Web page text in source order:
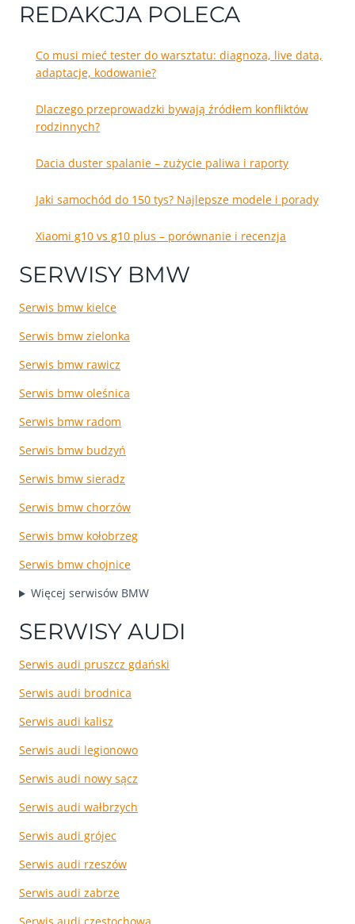
REDAKCJA POLECA
Co musi mieć tester do warsztatu: diagnoza, live data,
adaptacje, kodowanie?
Dlaczego przeprowadzki bywają źródłem konfliktów
rodzinnych?
Dacia duster spalanie – zużycie paliwa i raporty
Jaki samochód do 150 tys? Najlepsze modele i porady
Xiaomi g10 vs g10 plus – porównanie i recenzja
SERWISY BMW
Serwis bmw kielce
Serwis bmw zielonka
Serwis bmw rawicz
Serwis bmw oleśnica
Serwis bmw radom
Serwis bmw budzyń
Serwis bmw sieradz
Serwis bmw chorzów
Serwis bmw kołobrzeg
Serwis bmw chojnice
Więcej serwisów BMW
SERWISY AUDI
Serwis audi pruszcz gdański
Serwis audi brodnica
Serwis audi kalisz
Serwis audi legionowo
Serwis audi nowy sącz
Serwis audi wałbrzych
Serwis audi grójec
Serwis audi rzeszów
Serwis audi zabrze